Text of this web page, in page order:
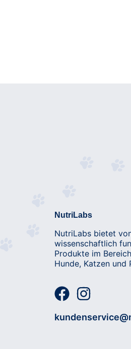
NutriLabs
NutriLabs bietet
wissenschaftlich
Produkte im
Hunde, Katzen und